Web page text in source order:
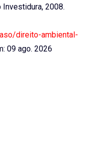
2008.
direito-ambiental-
09 ago. 2026